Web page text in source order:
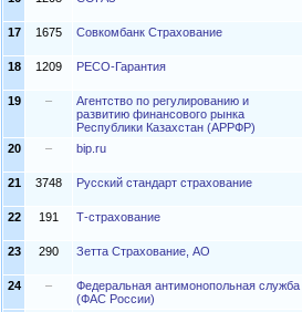
17 1675 Совкомбанк Страхование
18 1209 РЕСО-Гарантия
19 –
Агентство по регулированию и
развитию финансового рынка
Республики Казахстан (АРРФР)
20
– bip.ru
21 3748 Русский стандарт страхование
22 191 Т-страхование
23 290 Зетта Страхование, АО
24 –
Федеральная антимонопольная служба
(ФАС России)